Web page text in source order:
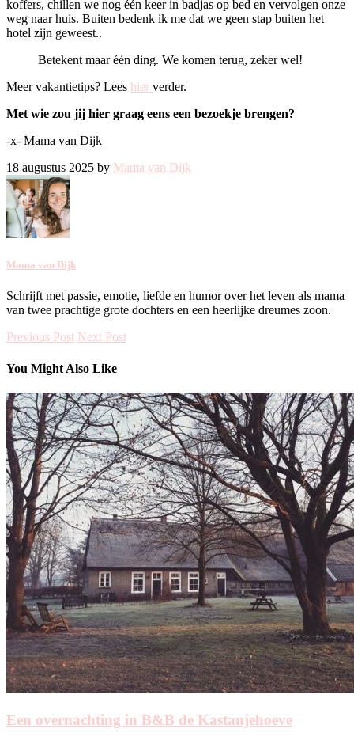
koffers, chillen we nog één keer in badjas op bed en vervolgen onze
weg naar huis. Buiten bedenk ik me dat we geen stap buiten het
hotel zijn geweest..
Betekent maar één ding. We komen terug, zeker wel!
Meer vakantietips? Lees hier verder.
Met wie zou jij hier graag eens een bezoekje brengen?
-x- Mama van Dijk
18 augustus 2025 by Mama van Dijk
Mama van Dijk
Schrijft met passie, emotie, liefde en humor over het leven als mama
van twee prachtige grote dochters en een heerlijke dreumes zoon.
Previous Post Next Post
You Might Also Like
Een overnachting in B&B de Kastanjehoeve